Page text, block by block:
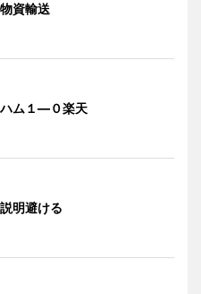
資輸送
ム１―０楽天
明避ける